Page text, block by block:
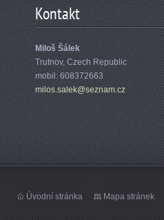
Kontakt
Miloš Šálek
Trutnov, Czech Republic
mobil: 608372663
milos.salek@seznam.cz
Úvodní stránka Mapa stránek